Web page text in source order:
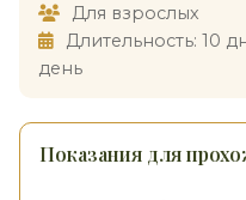
Для взрослых
Длительность: 10
день
Показания для